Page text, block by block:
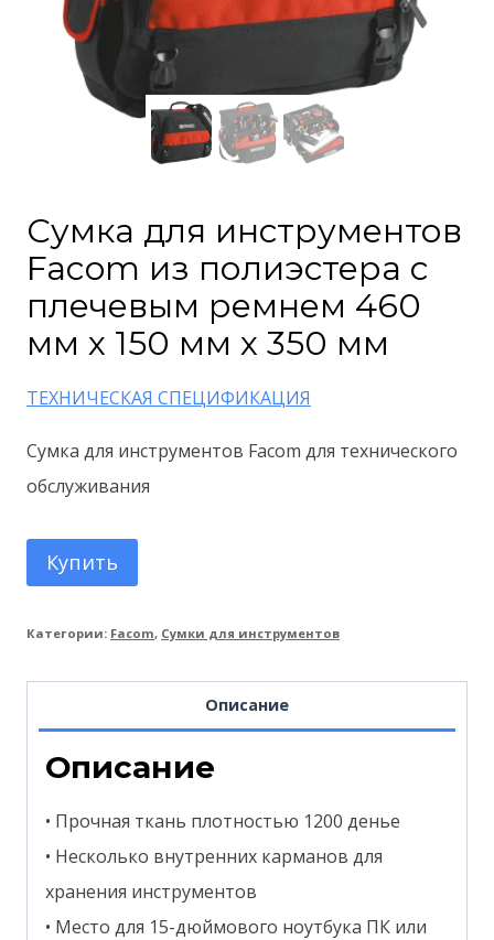
Сумка для инструментов
Facom из полиэстера с
плечевым ремнем 460
мм x 150 мм x 350 мм
ТЕХНИЧЕСКАЯ СПЕЦИФИКАЦИЯ
Сумка для инструментов Facom для технического
обслуживания
Купить
Категории: Facom, Сумки для инструментов
Описание
Описание
• Прочная ткань плотностью 1200 денье
• Несколько внутренних карманов для
хранения инструментов
• Место для 15-дюймового ноутбука ПК или